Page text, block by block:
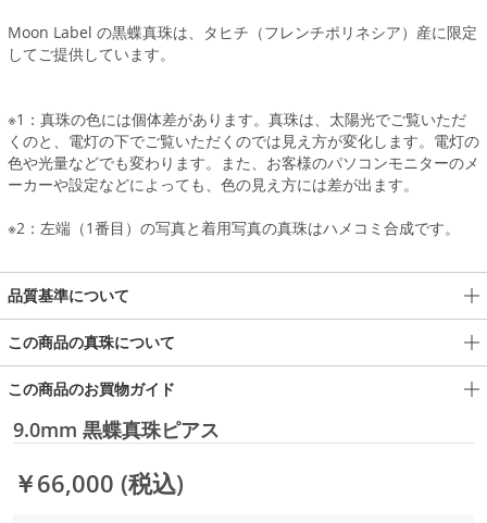
Moon Label の黒蝶真珠は、タヒチ（フレンチポリネシア）産に限定
してご提供しています。
※1：真珠の色には個体差があります。真珠は、太陽光でご覧いただ
くのと、電灯の下でご覧いただくのでは見え方が変化します。電灯の
色や光量などでも変わります。また、お客様のパソコンモニターのメ
ーカーや設定などによっても、色の見え方には差が出ます。
※2：左端（1番目）の写真と着用写真の真珠はハメコミ合成です。
品質基準について
この商品の真珠について
この商品のお買物ガイド
9.0mm 黒蝶真珠ピアス
￥66,000 (税込)